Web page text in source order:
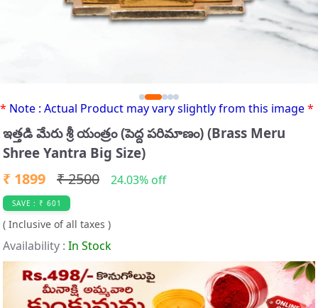
* Note : Actual Product may vary slightly from this image*
ఇత్తడి మేరు శ్రీ యంత్రం (పెద్ద పరిమాణం) (Brass Meru
Shree Yantra Big Size)
₹ 1899 ₹ 2500 24.03% off
SAVE : ₹ 601
( Inclusive of all taxes )
Availability : In Stock